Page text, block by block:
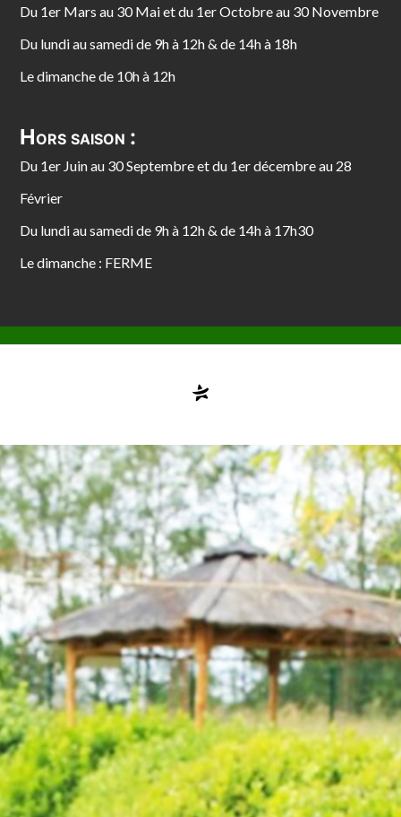
Du 1er Mars au 30 Mai et du 1er Octobre au 30 Novembre
Du lundi au samedi de 9h à 12h & de 14h à 18h
Le dimanche de 10h à 12h
Hors saison :
Du 1er Juin au 30 Septembre et du 1er décembre au 28
Février
Du lundi au samedi de 9h à 12h & de 14h à 17h30
Le dimanche : FERME